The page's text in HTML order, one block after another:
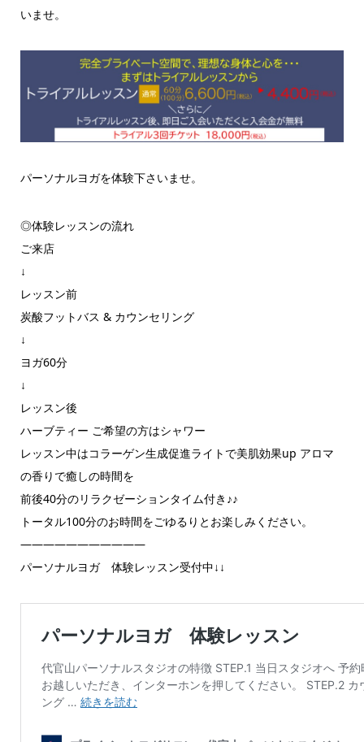
いませ。
パーソナルヨガを体験下さいませ。
◎体験レッスンの流れ
ご来店
↓
レッスン前
炭酸フットバス & カウンセリング
↓
ヨガ60分
↓
レッスン後
ハーブティー ご希望の方はシャワー
レッスン中はコラーゲン生成促進ライトで美肌効果up アロマ
の香りで癒しの時間を
前後40分のリラクゼーションタイム付き♪♪
トータル100分のお時間をごゆるりとお楽しみください。
———————————
パーソナルヨガ 体験レッスン受付中↓↓